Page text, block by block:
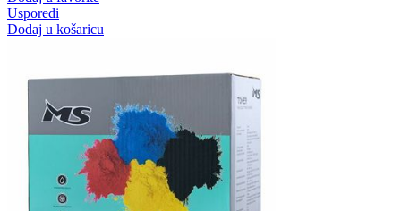
Usporedi
Dodaj u košaricu